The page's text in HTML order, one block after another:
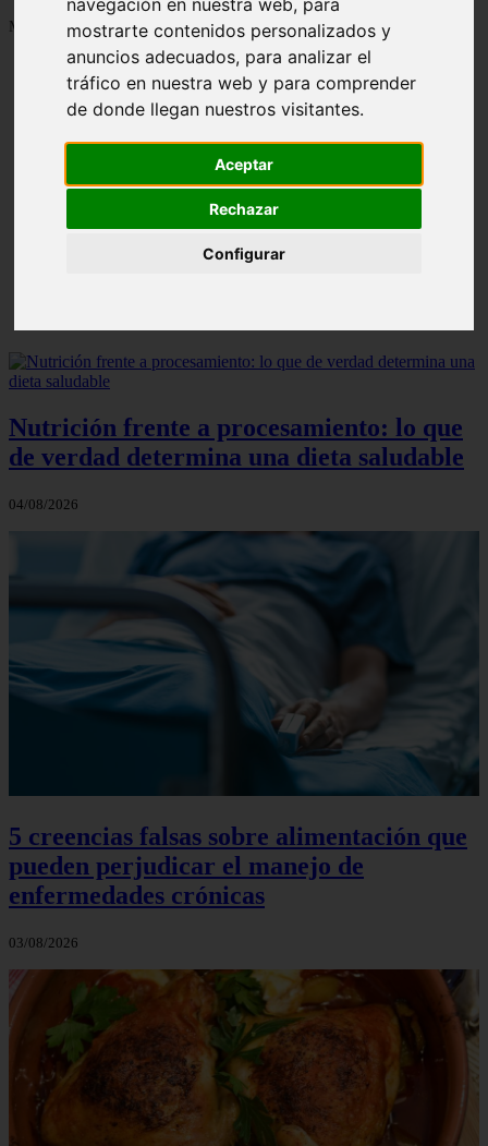
mostrarte contenidos personalizados y
anuncios adecuados, para analizar el
tráfico en nuestra web y para comprender
de donde llegan nuestros visitantes.
Aceptar
Rechazar
Configurar
Mostrando 1 - 24 de 1287 artículos
Contraindicaciones del espino amarillo: conocelas
ahora
Nutrición frente a procesamiento: lo que
de verdad determina una dieta saludable
04/08/2026
5 creencias falsas sobre alimentación que
pueden perjudicar el manejo de
enfermedades crónicas
03/08/2026